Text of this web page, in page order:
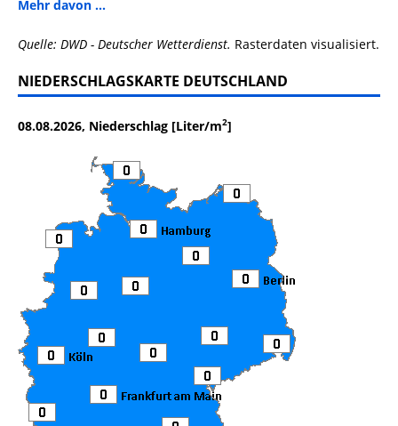
Mehr davon ...
Quelle: DWD - Deutscher Wetterdienst. Rasterdaten visualisiert.
NIEDERSCHLAGSKARTE DEUTSCHLAND
08.08.2026, Niederschlag [Liter/m2]